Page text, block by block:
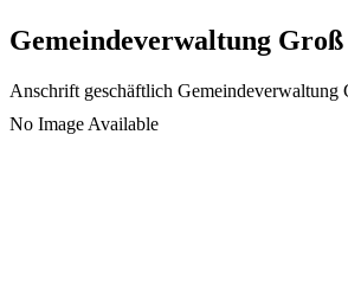
Gemeindeverwaltung
Anschrift geschäftlich Gemeindeverwaltung
No Image Available